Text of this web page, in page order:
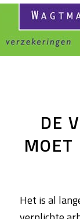
DE
Het is al